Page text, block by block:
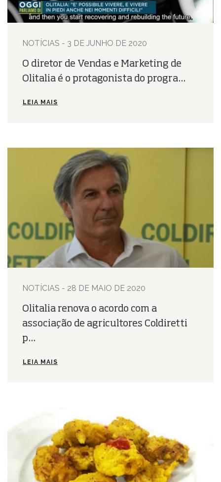
NOTÍCIAS - 3 DE JUNHO DE 2020
O diretor de Vendas e Marketing de
Olitalia é o protagonista do progra...
LEIA MAIS
NOTÍCIAS - 28 DE MAIO DE 2020
Olitalia renova o acordo com a
associação de agricultores Coldiretti
p...
LEIA MAIS